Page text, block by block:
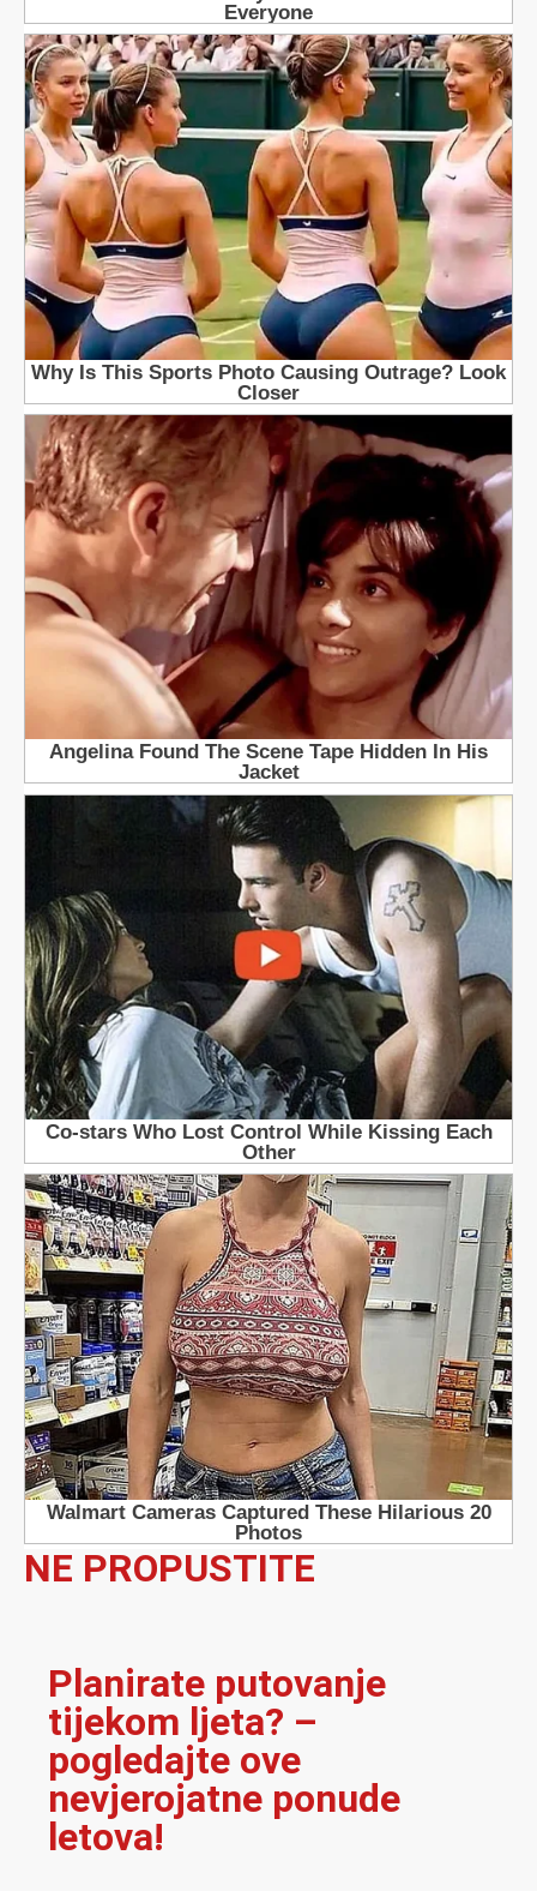
NE PROPUSTITE
Planirate putovanje
tijekom ljeta? –
pogledajte ove
nevjerojatne ponude
letova!